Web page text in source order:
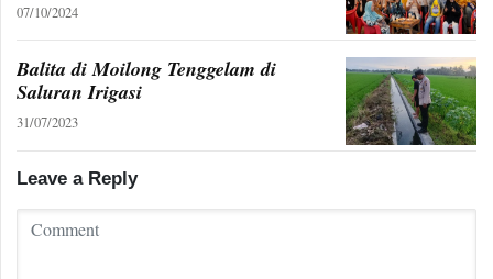
07/10/2024
Balita di Moilong Tenggelam di
Saluran Irigasi
31/07/2023
Leave a Reply